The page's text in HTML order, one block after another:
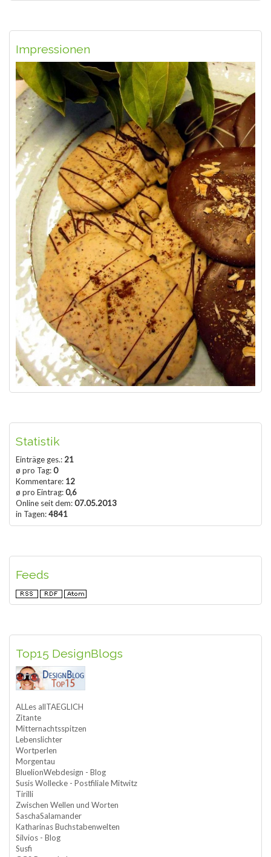
Impressionen
Statistik
Einträge ges.: 21
ø pro Tag:0
Kommentare: 12
ø pro Eintrag:0,6
Online seit dem:07.05.2013
in Tagen:4841
Feeds
Top15 DesignBlogs
ALLes allTAEGLICH
Zitante
Mitternachtsspitzen
Lebenslichter
Wortperlen
Morgentau
BluelionWebdesign - Blog
Susis Wollecke - Postfiliale Mitwitz
Tirilli
Zwischen Wellen und Worten
SaschaSalamander
Katharinas Buchstabenwelten
Silvios - Blog
Susfi